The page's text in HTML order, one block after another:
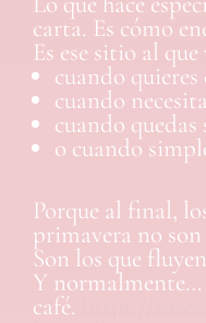
carta. Es cómo
Es ese sitio al que
cuando
cuando
cuando
o cuando
Porque al final,
primavera no
Son los que
Y normalmente…
café. https://